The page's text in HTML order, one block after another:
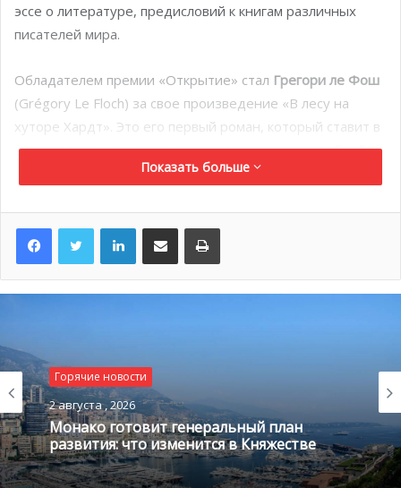
эссе о литературе, предисловий к книгам различных
писателей мира.
Обладателем премии «Открытие» стал Грегори ле Фош
(Grégory Le Floch) за свое произведение «В лесу на
хуторе Хардт». Это его первый роман, который ставит в
центр рассказа сложности выживания во враждебной
окружающей среде.
«Любительская премия лицеистов» досталасьОрели
Разимбо (Aurélie Razimbaud) за ее книгу «Жизнь теплых
камней», вышедшую в августе 2018 года. А
Показать больше
LinkedInПоделиться по электронной почте Распечатать
Горячие новости
2 августа , 2026
Монако готовит генеральный план
развития: что изменится в Княжестве